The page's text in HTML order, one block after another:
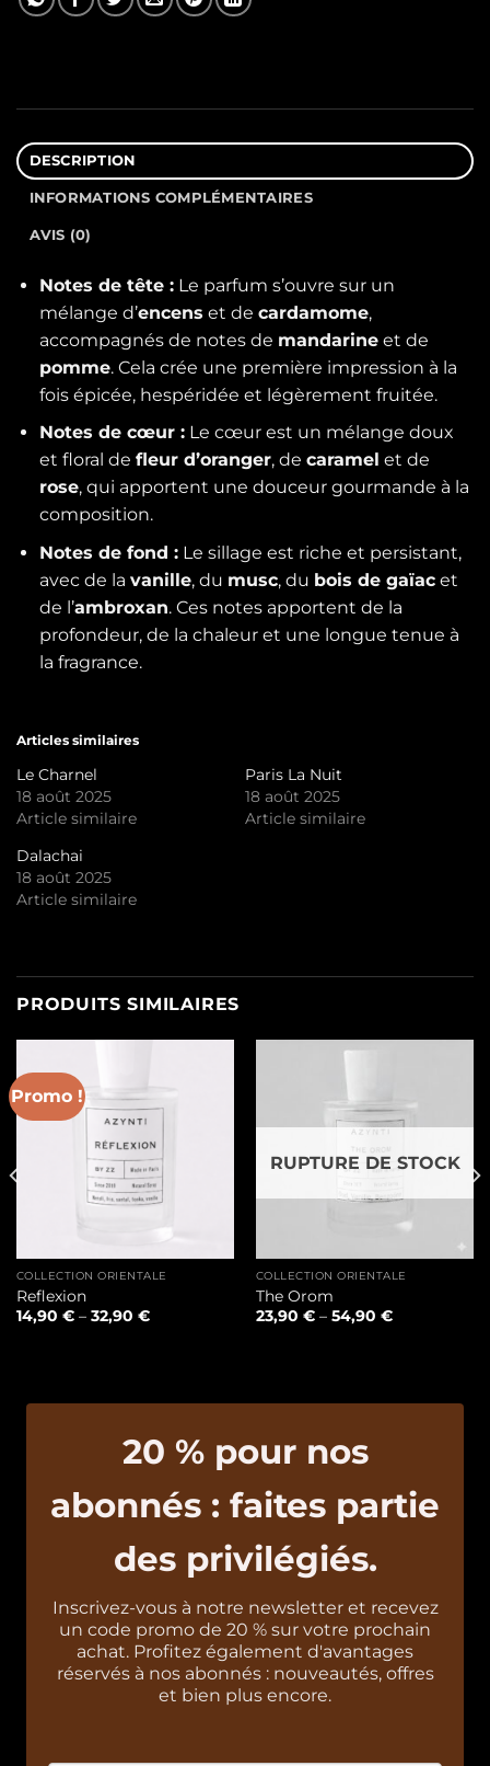
DESCRIPTION
INFORMATIONS COMPLÉMENTAIRES
AVIS (0)
Notes de tête :Le parfum s’ouvre sur un
mélange d’encens et de cardamome,
accompagnés de notes de mandarineet de
pomme. Cela crée une première impression à la
fois épicée, hespéridée et légèrement fruitée.
Notes de cœur :Le cœur est un mélange doux
et floral de fleur d’oranger, de caramel et de
rose, qui apportent une douceur gourmande à la
composition.
Notes de fond :Le sillage est riche et persistant,
avec de la vanille, du musc, du bois de gaïacet
de l’ambroxan. Ces notes apportent de la
profondeur, de la chaleur et une longue tenue à
la fragrance.
Articles similaires
Le Charnel
18 août 2025
Article similaire
Paris La Nuit
18 août 2025
Article similaire
Dalachai
18 août 2025
Article similaire
PRODUITS SIMILAIRES
Promo !
COLLECTION ORIENTALE
Reflexion
14,90 €– 32,90 €
RUPTURE DE STOCK
COLLECTION ORIENTALE
The Orom
23,90 €– 54,90 €
20 % pour nos
abonnés : faites partie
des privilégiés.
Inscrivez-vous à notre newsletter et recevez
un code promo de 20 % sur votre prochain
achat. Profitez également d'avantages
réservés à nos abonnés : nouveautés, offres
et bien plus encore.